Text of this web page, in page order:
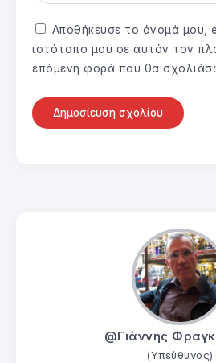
Αποθήκευσε το όνομά μου,
ιστότοπο μου σε αυτόν τον
επόμενη φορά που θα
@Γιάννης
(Υπεύθυνος)